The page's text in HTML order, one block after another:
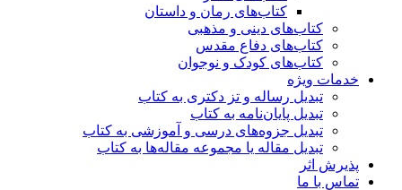
کتاب‌های رمان و داستان
کتاب‌های دینی و مذهبی
کتاب‌های دفاع مقدس
کتاب‌های کودک و نوجوان
خدمات ویژه
تبدیل رساله و تز دکتری به کتاب
تبدیل پایان‌نامه به کتاب
تبدیل جزوه‌های درسی و آموزشی به کتاب
تبدیل مقاله یا مجموعه مقاله‌ها به کتاب
پذیرش اثر
تماس با ما